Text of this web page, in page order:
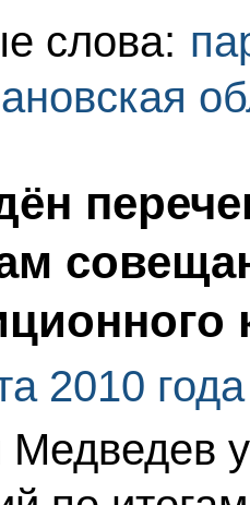
слова:
2010 года